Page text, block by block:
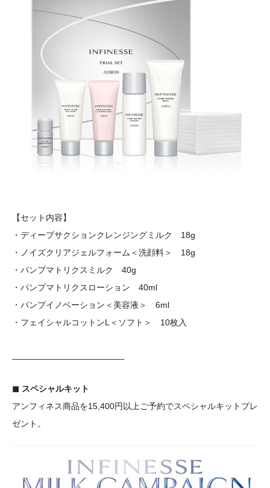
【セット内容】
・ディープサクションクレンジングミルク 18g
・ノイズクリアジェルフォーム＜洗顔料＞ 18g
・パンプマトリクスミルク 40g
・パンプマトリクスローション 40ml
・パンプイノベーション＜美容液＞ 6ml
・フェイシャルコットンL＜ソフト＞ 10枚入
—————————————-
◼︎ スペシャルキット
アンフィネス商品を15,400円以上ご予約でスペシャルキットプレ
ゼント。